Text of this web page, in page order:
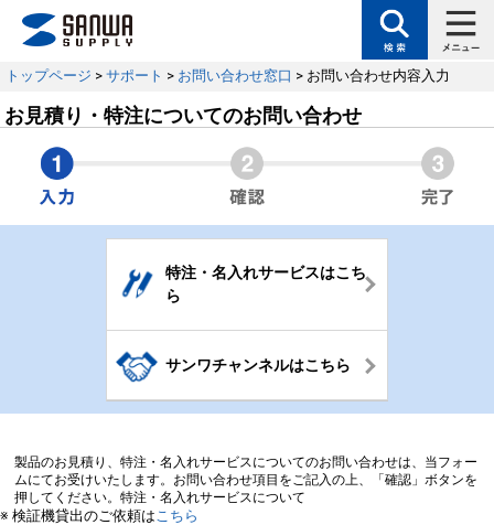
トップページ > サポート > お問い合わせ窓口 > お問い合わせ内容入力
お見積り・特注についてのお問い合わせ
特注・名入れサービスはこち
ら
サンワチャンネルはこちら
製品のお見積り、特注・名入れサービスについてのお問い合わせは、当フォー
ムにてお受けいたします。お問い合わせ項目をご記入の上、「確認」ボタンを
押してください。特注・名入れサービスについて
※ 検証機貸出のご依頼は こちら